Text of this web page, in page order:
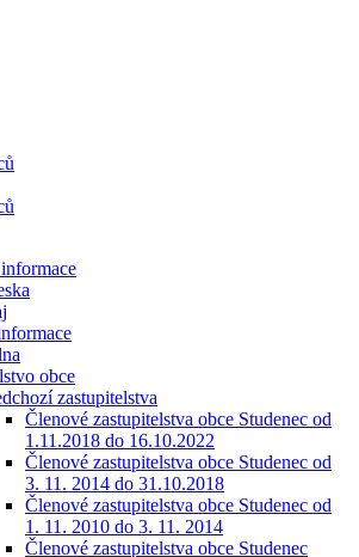
obce
zastupitelstva
Členové zastupitelstva obce Studenec od
1.11.2018 do 16.10.2022
Členové zastupitelstva obce Studenec od
3. 11. 2014 do 31.10.2018
Členové zastupitelstva obce Studenec od
1. 11. 2010 do 3. 11. 2014
Členové zastupitelstva obce Studenec